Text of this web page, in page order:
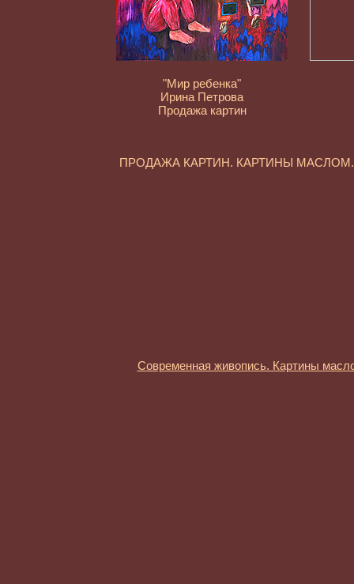
"Мир ребенка"
Ирина Петрова
Продажа картин
ПРОДАЖА КАРТИН. КАРТИНЫ
Современная живопись. Картины